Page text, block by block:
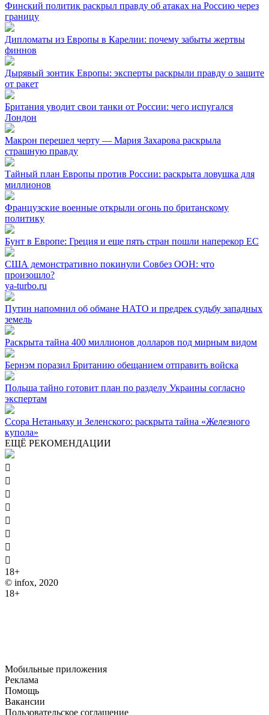
Финский политик раскрыл правду об атаках на Россию через
границу
Дипломаты из Европы в Карелии: почему забыты жертвы
финнов
Дырявый зонтик Европы: эксперты раскрыли правду о защите
от ракет
Британия уводит свои танки от России: чего испугался
Лондон
Макрон перешел черту — Мария Захарова раскрыла
страшную правду
Тайный план Европы против России: раскрыта ловушка для
миллионов
Французские военные открыли огонь по британскому
политику
Бунт в Европе: Греция и еще пять стран пошли наперекор ЕС
США демонстративно покинули Совбез ООН: что
произошло?
ya-turbo.ru
Путин напомнил об обмане НАТО и предрек судьбу западных
земель
Раскрыта тайна 400 миллионов долларов под мирным видом
Бернэм поразил Британию обещанием отправить войска
Польша тайно готовит план по разделу Украины согласно
экспертам
Ссора Нетаньяху и Зеленского: раскрыта тайна «Железного
купола»
ЕЩЁ РЕКОМЕНДАЦИИ








18+
© infox, 2020
18+
Мобильные приложения
Реклама
Помощь
Вакансии
Пользовательское соглашение